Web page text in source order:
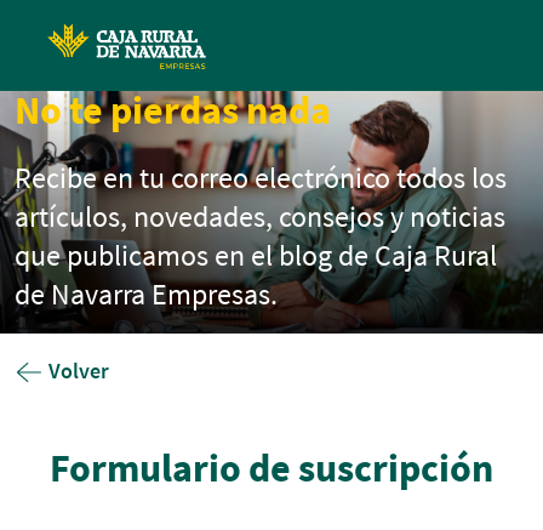
No te pierdas nada
Recibe en tu correo electrónico todos los
artículos, novedades, consejos y noticias
que publicamos en el blog de Caja Rural
de Navarra Empresas.
Volver
Formulario de suscripción